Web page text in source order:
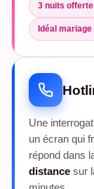
3 nuits
Idéal
Une
un écran qui
répond dans
distance sur